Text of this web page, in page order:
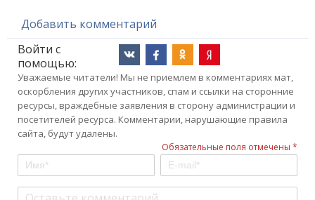
Добавить комментарий
Войти с
помощью:
Уважаемые читатели! Мы не приемлем в комментариях мат,
оскорбления других участников, спам и ссылки на сторонние
ресурсы, враждебные заявления в сторону администрации и
посетителей ресурса. Комментарии, нарушающие правила
сайта, будут удалены.
Обязательные поля отмечены *